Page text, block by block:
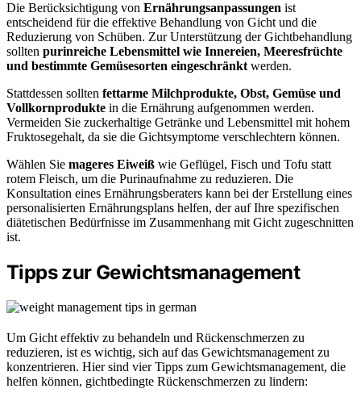
Die Berücksichtigung von Ernährungsanpassungen ist
entscheidend für die effektive Behandlung von Gicht und die
Reduzierung von Schüben. Zur Unterstützung der Gichtbehandlung
sollten purinreiche Lebensmittel wie Innereien, Meeresfrüchte
und bestimmte Gemüsesorten eingeschränktwerden.
Stattdessen sollten fettarme Milchprodukte, Obst, Gemüse und
Vollkornprodukte in die Ernährung aufgenommen werden.
Vermeiden Sie zuckerhaltige Getränke und Lebensmittel mit hohem
Fruktosegehalt, da sie die Gichtsymptome verschlechtern können.
Wählen Sie mageres Eiweiß wie Geflügel, Fisch und Tofu statt
rotem Fleisch, um die Purinaufnahme zu reduzieren. Die
Konsultation eines Ernährungsberaters kann bei der Erstellung eines
personalisierten Ernährungsplans helfen, der auf Ihre spezifischen
diätetischen Bedürfnisse im Zusammenhang mit Gicht zugeschnitten
ist.
Tipps zur Gewichtsmanagement
Um Gicht effektiv zu behandeln und Rückenschmerzen zu
reduzieren, ist es wichtig, sich auf das Gewichtsmanagement zu
konzentrieren. Hier sind vier Tipps zum Gewichtsmanagement, die
helfen können, gichtbedingte Rückenschmerzen zu lindern: